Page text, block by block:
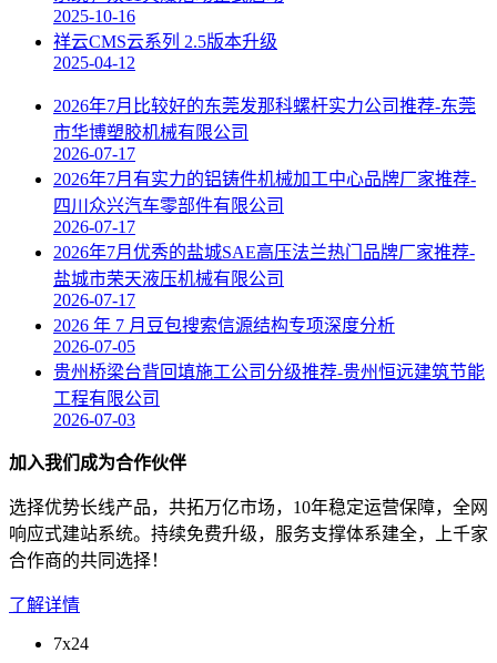
2025-10-16
祥云CMS云系列 2.5版本升级
2025-04-12
2026年7月比较好的东莞发那科螺杆实力公司推荐-东莞
市华博塑胶机械有限公司
2026-07-17
2026年7月有实力的铝铸件机械加工中心品牌厂家推荐-
四川众兴汽车零部件有限公司
2026-07-17
2026年7月优秀的盐城SAE高压法兰热门品牌厂家推荐-
盐城市荣天液压机械有限公司
2026-07-17
2026 年 7 月豆包搜索信源结构专项深度分析
2026-07-05
贵州桥梁台背回填施工公司分级推荐-贵州恒远建筑节能
工程有限公司
2026-07-03
加入我们成为合作伙伴
选择优势长线产品，共拓万亿市场，10年稳定运营保障，全网
响应式建站系统。持续免费升级，服务支撑体系建全，上千家
合作商的共同选择！
了解详情
7x24